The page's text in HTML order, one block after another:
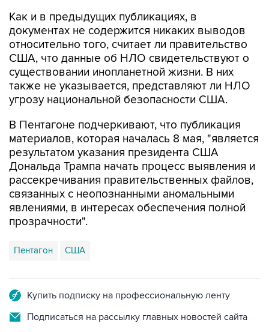
Как и в предыдущих публикациях, в
документах не содержится никаких выводов
относительно того, считает ли правительство
США, что данные об НЛО свидетельствуют о
существовании инопланетной жизни. В них
также не указывается, представляют ли НЛО
угрозу национальной безопасности США.
В Пентагоне подчеркивают, что публикация
материалов, которая началась 8 мая, "является
результатом указания президента США
Дональда Трампа начать процесс выявления и
рассекречивания правительственных файлов,
связанных с неопознанными аномальными
явлениями, в интересах обеспечения полной
прозрачности".
Пентагон США
Купить подписку на профессиональную ленту
Подписаться на рассылку главных новостей сайта